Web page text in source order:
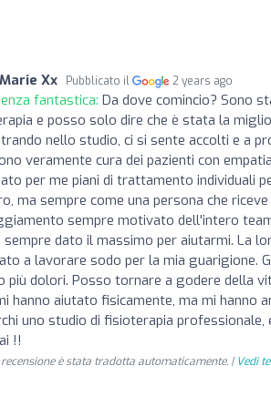
Xx Pubblicato il 2 years ago
fantastica: Da dove comincio? Sono
e posso solo dire che è stata la
nello studio, ci si sente accolti e a
veramente cura dei pazienti con
per me piani di trattamento individuali
ma sempre come una persona che
sempre motivato dell'intero
sempre dato il massimo per aiutarmi. La
a lavorare sodo per la mia guarigione.
più dolori. Posso tornare a godere della
hanno aiutato fisicamente, ma mi hanno
uno studio di fisioterapia
!!
recensione è stata tradotta automaticamente. | Vedi